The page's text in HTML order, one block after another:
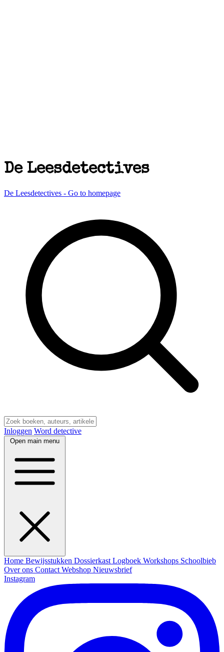
De Leesdetectives
De Leesdetectives - Go to homepage
Inloggen Word detective
Open main menu
Home Bewijsstukken Dossierkast Logboek Workshops Schoolbieb
Over ons Contact Webshop Nieuwsbrief
Instagram